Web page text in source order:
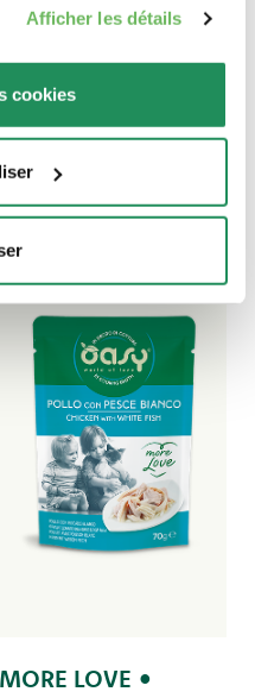
Afficher les détails
cookies
préféré ?
produits pour votre
!
MORE LOVE •